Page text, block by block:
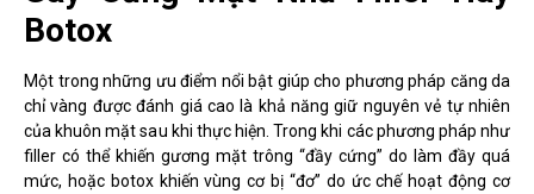
Botox
Một trong những ưu điểm nổi bật giúp cho phương pháp căng da
chỉ vàng được đánh giá cao là khả năng giữ nguyên vẻ tự nhiên
của khuôn mặt sau khi thực hiện. Trong khi các phương pháp như
filler có thể khiến gương mặt trông “đầy cứng” do làm đầy quá
mức, hoặc botox khiến vùng cơ bị “đơ” do ức chế hoạt động cơ